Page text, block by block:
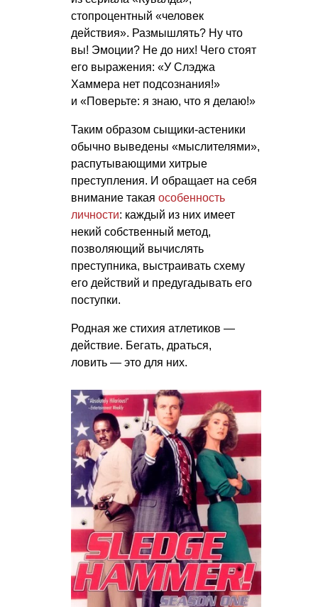
стопроцентный «человек
действия». Размышлять? Ну что
вы! Эмоции? Не до них! Чего стоят
его выражения: «У Слэджа
Хаммера нет подсознания!»
и «Поверьте: я знаю, что я делаю!»
Таким образом сыщики-астеники
обычно выведены «мыслителями»,
распутывающими хитрые
преступления. И обращает на себя
внимание такая особенность
личности: каждый из них имеет
некий собственный метод,
позволяющий вычислять
преступника, выстраивать схему
его действий и предугадывать его
поступки.
Родная же стихия атлетиков —
действие. Бегать, драться,
ловить — это для них.